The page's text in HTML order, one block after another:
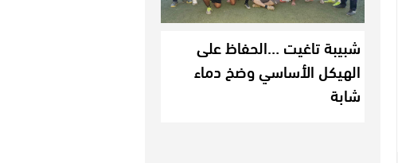
شبيبة تاغيت …الحفاظ على
الهيكل الأساسي وضخ دماء
شابة